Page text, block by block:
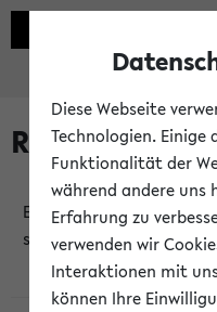
Es wurden keine
stattfindenden
Diese Webseite
Technologien. Einige
Funktionalität der
während andere uns
Erfahrung zu
verwenden wir
Interaktionen mit
können Ihre